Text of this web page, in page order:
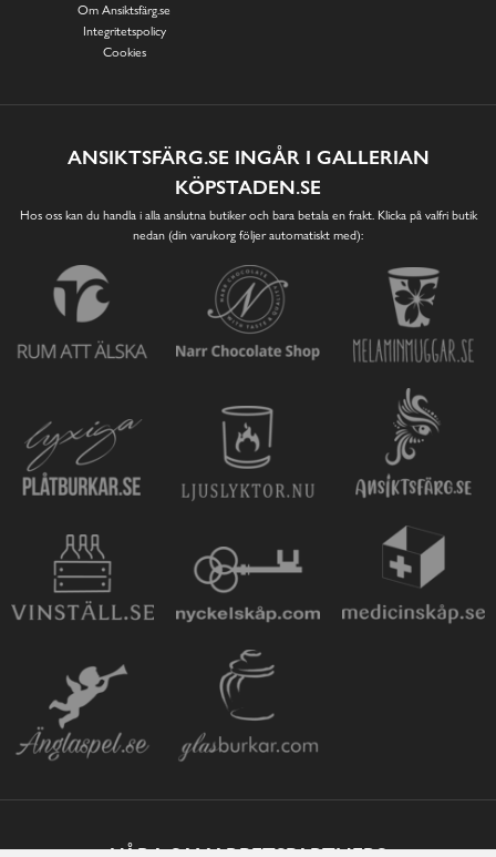
Om Ansiktsfärg.se
Integritetspolicy
Cookies
ANSIKTSFÄRG.SE INGÅR I GALLERIAN
KÖPSTADEN.SE
Hos oss kan du handla i alla anslutna butiker och bara betala en frakt. Klicka på valfri butik
nedan (din varukorg följer automatiskt med):